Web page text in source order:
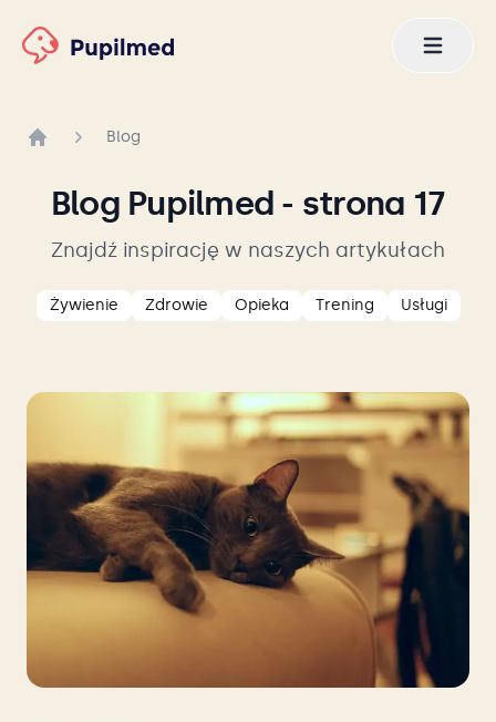
Blog
Blog Pupilmed - strona 17
Znajdź inspirację w naszych artykułach
Żywienie Zdrowie Opieka Trening Usługi